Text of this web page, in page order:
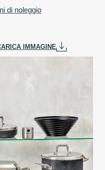
di noleggio
IMMAGINE